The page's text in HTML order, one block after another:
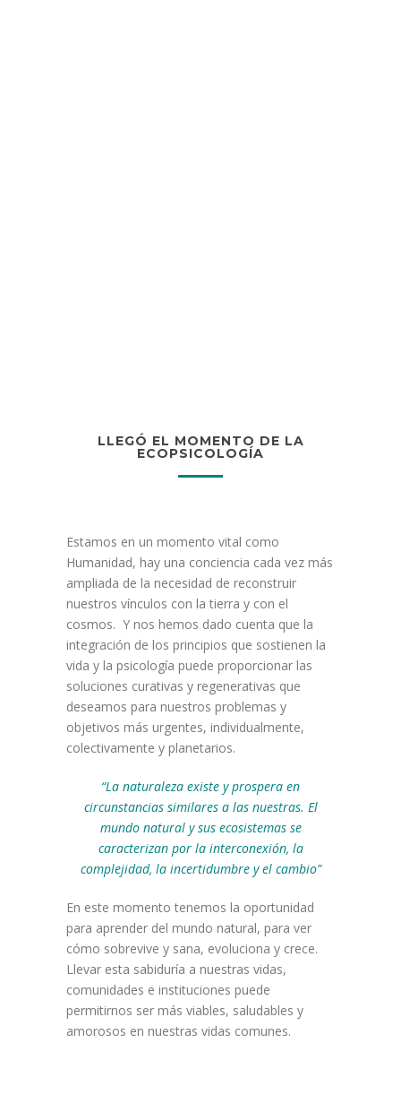
LLEGÓ EL MOMENTO DE LA
ECOPSICOLOGÍA
Estamos en un momento vital como
Humanidad, hay una conciencia cada vez más
ampliada de la necesidad de reconstruir
nuestros vínculos con la tierra y con el
cosmos. Y nos hemos dado cuenta que la
integración de los principios que sostienen la
vida y la psicología puede proporcionar las
soluciones curativas y regenerativas que
deseamos para nuestros problemas y
objetivos más urgentes, individualmente,
colectivamente y planetarios.
“La naturaleza existe y prospera en
circunstancias similares a las nuestras. El
mundo natural y sus ecosistemas se
caracterizan por la interconexión, la
complejidad, la incertidumbre y el cambio”
En este momento tenemos la oportunidad
para aprender del mundo natural, para ver
cómo sobrevive y sana, evoluciona y crece.
Llevar esta sabiduría a nuestras vidas,
comunidades e instituciones puede
permitirnos ser más viables, saludables y
amorosos en nuestras vidas comunes.